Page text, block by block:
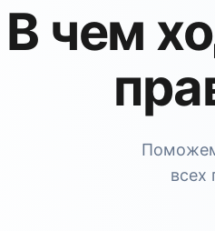
В чем
всех